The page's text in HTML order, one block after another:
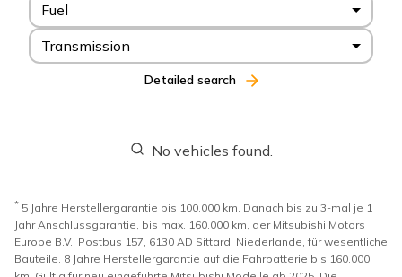
Fuel
Transmission
Detailed search
No vehicles found.
* 5 Jahre Herstellergarantie bis 100.000 km. Danach bis zu 3-mal je 1
Jahr Anschlussgarantie, bis max. 160.000 km, der Mitsubishi Motors
Europe B.V., Postbus 157, 6130 AD Sittard, Niederlande, für wesentliche
Bauteile. 8 Jahre Herstellergarantie auf die Fahrbatterie bis 160.000